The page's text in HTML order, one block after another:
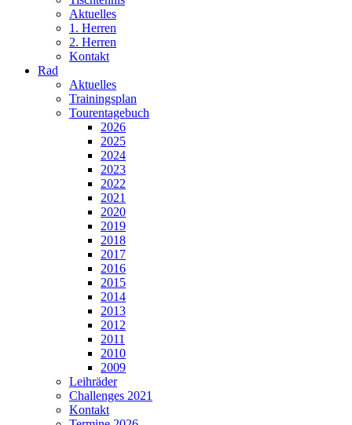
Aktuelles
1. Herren
2. Herren
Kontakt
Rad
Aktuelles
Trainingsplan
Tourentagebuch
2026
2025
2024
2023
2022
2021
2020
2019
2018
2017
2016
2015
2014
2013
2012
2011
2010
2009
Leihräder
Challenges 2021
Kontakt